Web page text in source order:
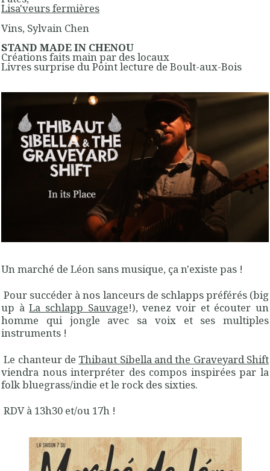
Lisa'veurs fermières
Vins, Sylvain Chen
STAND MADE IN CHENOU
Créations faits main par des locaux
Livres surprise du Point lecture de Boult-aux-Bois
Un marché de Léon sans musique, ça n'existe pas !
Pour succéder à nos lanceurs de schlapps préférés (big
up àLa schlapp Sauvage!), venez voir et écouter un
homme qui jongle avec sa voix et ses multiples
instruments !
Le chanteur de Thibaut Sibella and the Graveyard Shift
viendra nous interpréter des compos inspirées par la
folk bluegrass/indie et le rock des sixties.
RDV à 13h30 et/ou 17h !